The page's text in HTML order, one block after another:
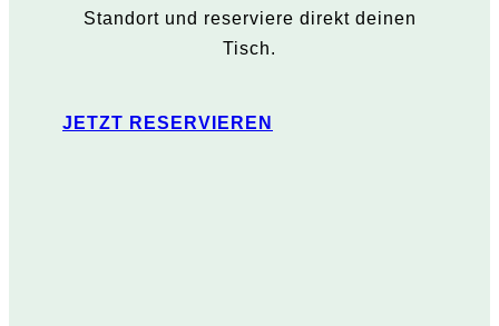
Standort und reserviere direkt deinen
Tisch.
JETZT RESERVIEREN